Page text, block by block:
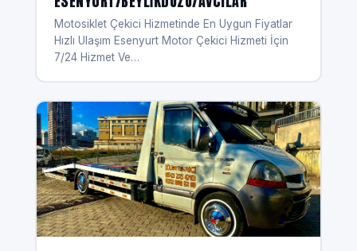
Motosiklet Çekici Hizmetinde En Uygun Fiyatlar
Hızlı Ulaşım Esenyurt Motor Çekici Hizmeti İçin
7/24 Hizmet Ve…